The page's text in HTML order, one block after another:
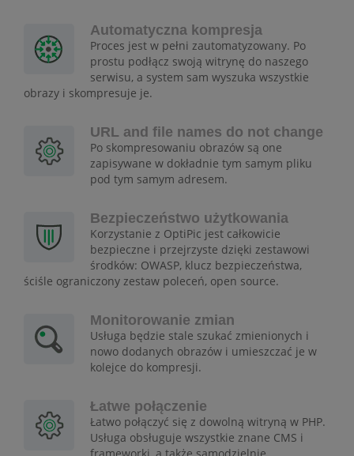
Automatyczna kompresja
Proces jest w pełni zautomatyzowany. Po
prostu podłącz swoją witrynę do naszego
serwisu, a system sam wyszuka wszystkie
obrazy i skompresuje je.
URL and file names do not change
Po skompresowaniu obrazów są one
zapisywane w dokładnie tym samym pliku
pod tym samym adresem.
Bezpieczeństwo użytkowania
Korzystanie z OptiPic jest całkowicie
bezpieczne i przejrzyste dzięki zestawowi
środków: OWASP, klucz bezpieczeństwa,
ściśle ograniczony zestaw poleceń, open source.
Monitorowanie zmian
Usługa będzie stale szukać zmienionych i
nowo dodanych obrazów i umieszczać je w
kolejce do kompresji.
Łatwe połączenie
Łatwo połączyć się z dowolną witryną w PHP.
Usługa obsługuje wszystkie znane CMS i